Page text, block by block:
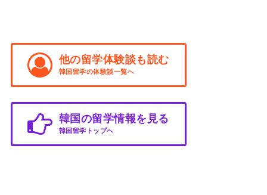
他の留学体験談も読む
韓国留学の体験談一覧へ
韓国の留学情報を見る
韓国留学トップへ